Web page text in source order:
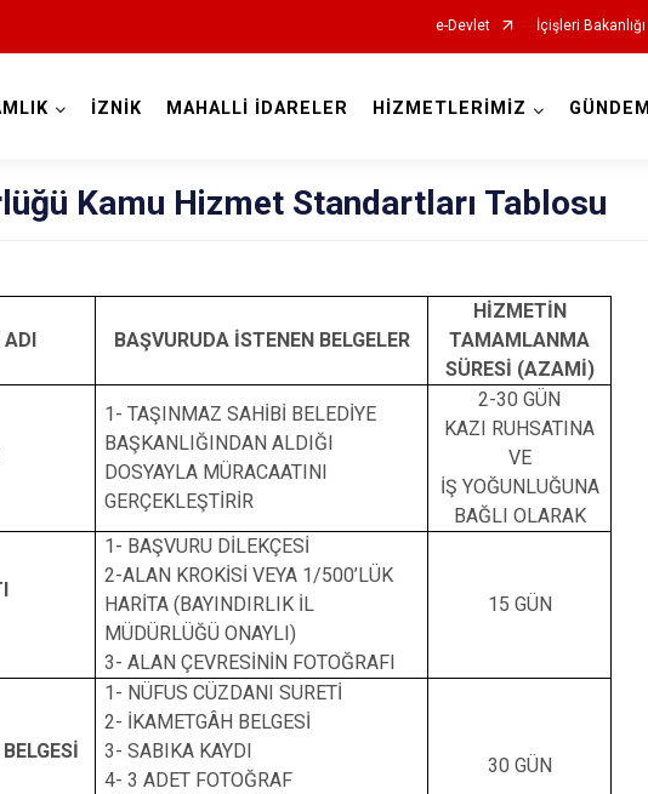
e-Devlet İçişleri Bakanlığı
Büyükorhan
Gemlik
Gürsu
Harmancık
Karacabey
Kestel
İZNİK MAHALLİ İDARELER HİZMETLERİMİZ GÜNDEM
Kamu Hizmet Standartları Tablosu
BAŞVURUDA İSTENEN BELGELER
HİZMETİN
TAMAMLANMA
SÜRESİ (AZAMİ)
1- TAŞINMAZ SAHİBİ BELEDİYE
BAŞKANLIĞINDAN ALDIĞI
DOSYAYLA MÜRACAATINI
GERÇEKLEŞTİRİR
2-30 GÜN
KAZI RUHSATINA
VE
İŞ YOĞUNLUĞUNA
BAĞLI OLARAK
1- BAŞVURU DİLEKÇESİ
2-ALAN KROKİSİ VEYA 1/500’LÜK
HARİTA (BAYINDIRLIK İL
MÜDÜRLÜĞÜ ONAYLI)
3- ALAN ÇEVRESİNİN FOTOĞRAFI
15 GÜN
1- NÜFUS CÜZDANI SURETİ
2- İKAMETGÂH BELGESİ
3- SABIKA KAYDI
4- 3 ADET FOTOĞRAF
30 GÜN